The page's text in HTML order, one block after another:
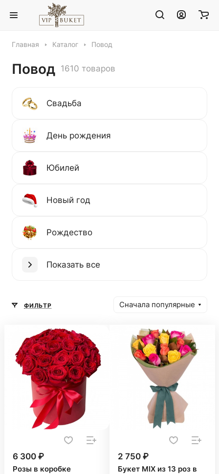
Главная Каталог Повод
Повод 1610 товаров
Свадьба
День рождения
Юбилей
Новый год
Рождество
Показать все
ФИЛЬТР Сначала популярные
6 300 ₽
Розы в коробке
2 750 ₽
Букет MIX из 13 роз в